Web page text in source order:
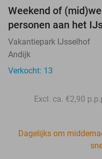
Weekend of
personen aan het
Vakantiepark IJsselhof
Andijk
Verkocht: 13
Excl. ca. €2,90
Dagelijks om